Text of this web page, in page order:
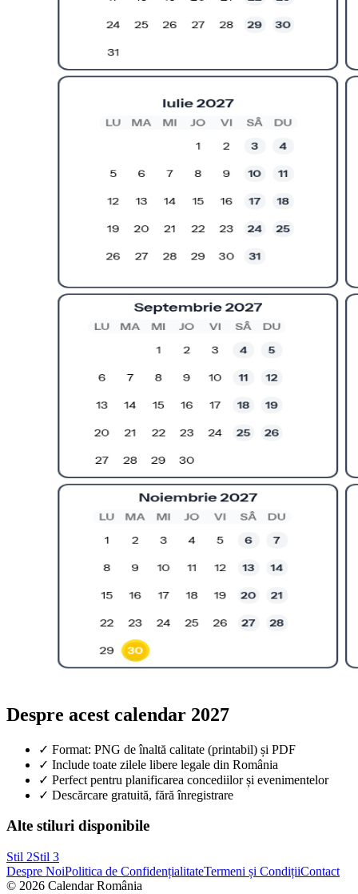
Despre acest calendar 2027
✓ Format: PNG de înaltă calitate (printabil) și PDF
✓ Include toate zilele libere legale din România
✓ Perfect pentru planificarea concediilor și evenimentelor
✓ Descărcare gratuită, fără înregistrare
Alte stiluri disponibile
Stil 2Stil 3
Despre NoiPolitica de ConfidențialitateTermeni și CondițiiContact
© 2026 Calendar România